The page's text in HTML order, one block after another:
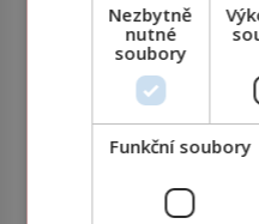
Nezbytně
nutné
soubory
Funkční soubory